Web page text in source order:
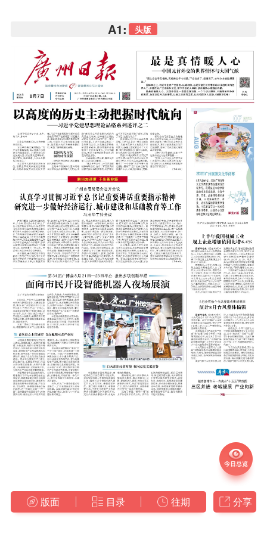
A1: 头版
版面 目录 往期 分享